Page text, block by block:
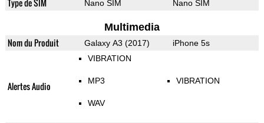
Type de SIM Nano SIM Nano SIM
Multimedia
Nom du Produit Galaxy A3 (2017) iPhone 5s
Alertes Audio
VIBRATION
MP3
WAV
VIBRATION